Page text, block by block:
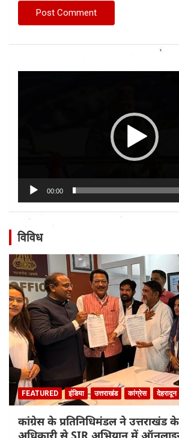
00:00
विविध
FEATURED इंडिया उत्तराखंड कांग्रेस देहरादून
कांग्रेस के प्रतिनिधिमंडल ने उत्तराखंड